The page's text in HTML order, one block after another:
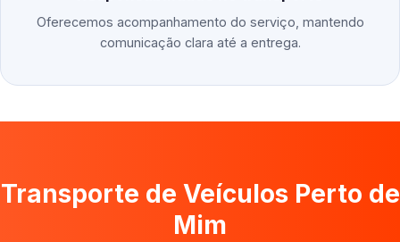
Oferecemos acompanhamento do serviço, mantendo
comunicação clara até a entrega.
Transporte de Veículos Perto de
Mim